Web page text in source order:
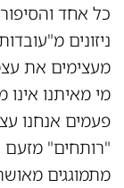
כל אחד
ניזונים
מעצימים את
מי מאיתנו
פעמים אנחנו
"רותחים" מזעם
מתמוגגים מאושר